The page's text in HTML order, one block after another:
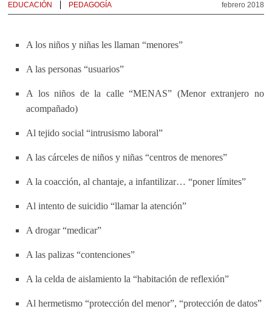
febrero 2018
EDUCACIÓN PEDAGOGÍA
A los niños y niñas les llaman “menores”
A las personas “usuarios”
A los niños de la calle “MENAS” (Menor extranjero no
acompañado)
Al tejido social “intrusismo laboral”
A las cárceles de niños y niñas “centros de menores”
A la coacción, al chantaje, a infantilizar… “poner límites”
Al intento de suicidio “llamar la atención”
A drogar “medicar”
A las palizas “contenciones”
A la celda de aislamiento la “habitación de reflexión”
Al hermetismo “protección del menor”, “protección de datos”